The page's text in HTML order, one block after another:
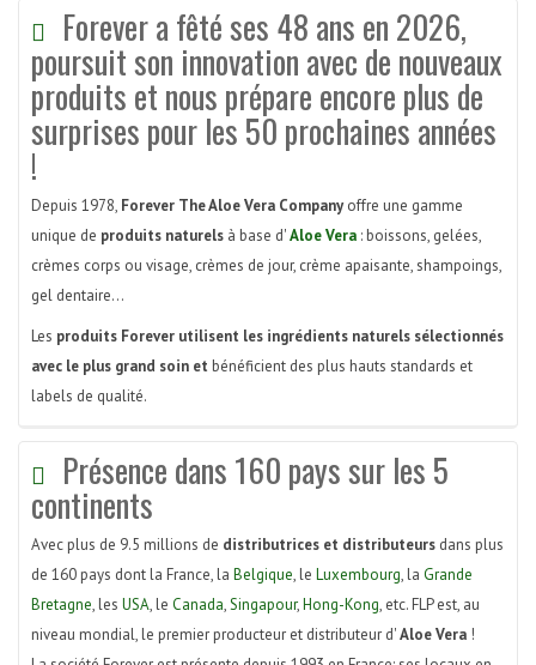
Forever a fêté ses 48 ans en 2026,
poursuit son innovation avec de nouveaux
produits et nous prépare encore plus de
surprises pour les 50 prochaines années
!
Depuis 1978, Forever The Aloe Vera Companyoffre une gamme
unique de produits naturels à base d'Aloe Vera : boissons, gelées,
crèmes corps ou visage, crèmes de jour, crème apaisante, shampoings,
gel dentaire...
Les produits Forever utilisent les ingrédients naturels sélectionnés
avec le plus grand soin et bénéficient des plus hauts standards et
labels de qualité.
Présence dans 160 pays sur les 5
continents
Avec plus de 9.5 millions de distributrices et distributeurs dans plus
de 160 pays dont la France, la Belgique, le Luxembourg, la Grande
Bretagne, les USA, le Canada,Singapour,Hong-Kong, etc. FLP est, au
niveau mondial, le premier producteur et distributeur d'Aloe Vera !